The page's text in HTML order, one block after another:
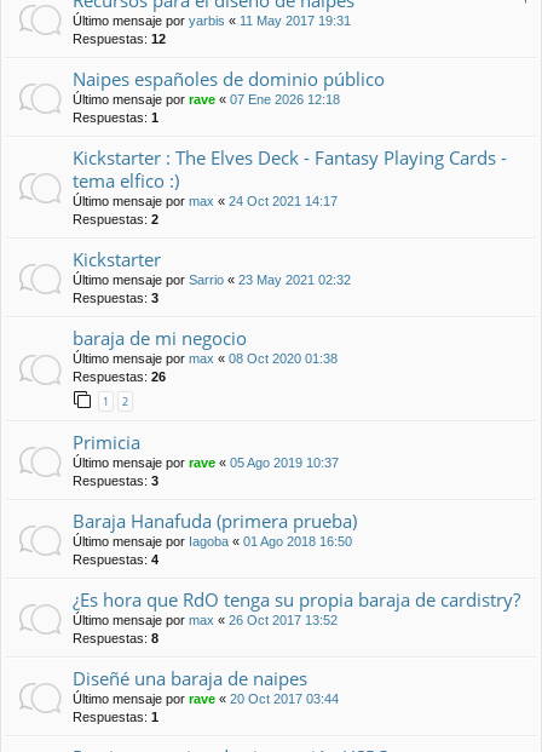
Último mensaje por yarbis « 11 May 2017 19:31
Respuestas: 12
Naipes españoles de dominio público
Último mensaje por rave « 07 Ene 2026 12:18
Respuestas: 1
Kickstarter : The Elves Deck - Fantasy Playing Cards -
tema elfico :)
Último mensaje por max « 24 Oct 2021 14:17
Respuestas: 2
Kickstarter
Último mensaje por Sarrio « 23 May 2021 02:32
Respuestas: 3
baraja de mi negocio
Último mensaje por max « 08 Oct 2020 01:38
Respuestas: 26
1 2
Primicia
Último mensaje por rave « 05 Ago 2019 10:37
Respuestas: 3
Baraja Hanafuda (primera prueba)
Último mensaje por Iagoba « 01 Ago 2018 16:50
Respuestas: 4
¿Es hora que RdO tenga su propia baraja de cardistry?
Último mensaje por max « 26 Oct 2017 13:52
Respuestas: 8
Diseñé una baraja de naipes
Último mensaje por rave « 20 Oct 2017 03:44
Respuestas: 1